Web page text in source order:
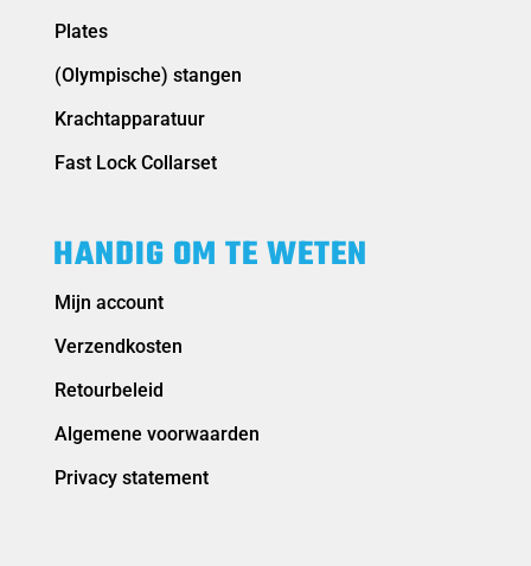
Plates
(Olympische) stangen
Krachtapparatuur
Fast Lock Collarset
HANDIG OM TE WETEN
Mijn account
Verzendkosten
Retourbeleid
Algemene voorwaarden
Privacy statement